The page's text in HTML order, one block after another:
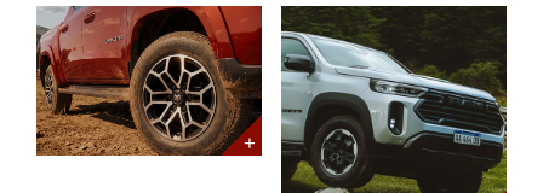
open TBD